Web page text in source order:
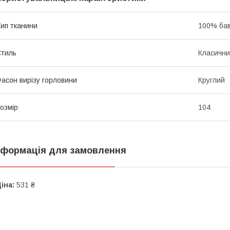
тканини 100%
вирізу горловини Круглий
104
для замовлення
531 ₴